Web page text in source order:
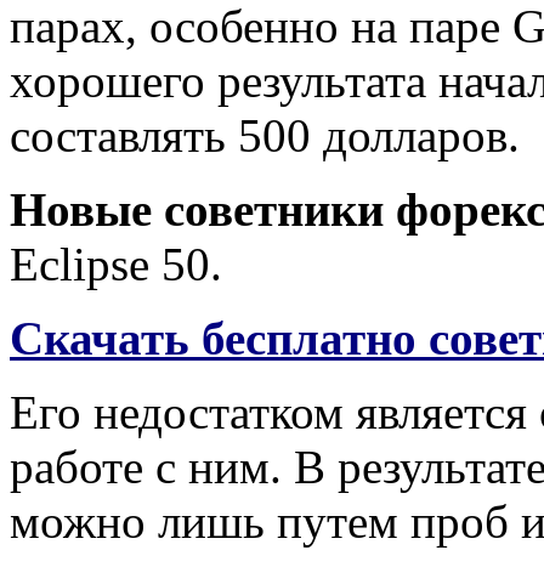
парах, особенно на паре
хорошего результата
составлять 500 долларов.
Новые советники
Eclipse 50.
Скачать бесплатно
Его недостатком
работе с ним. В
можно лишь путем проб